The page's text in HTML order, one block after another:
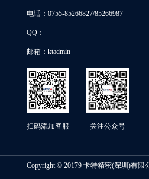
电话：0755-85266827/85266987
QQ：
邮箱：ktadmin
扫码添加客服 关注公众号
Copyright © 20179 卡特精密(深圳)有